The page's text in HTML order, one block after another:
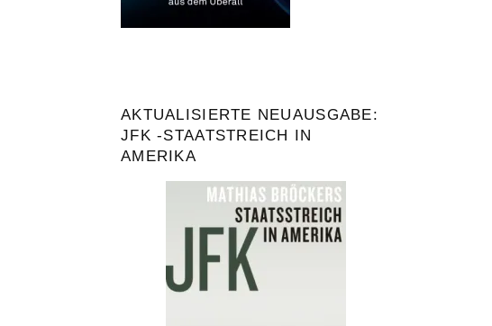
AKTUALISIERTE NEUAUSGABE:
JFK -STAATSTREICH IN
AMERIKA